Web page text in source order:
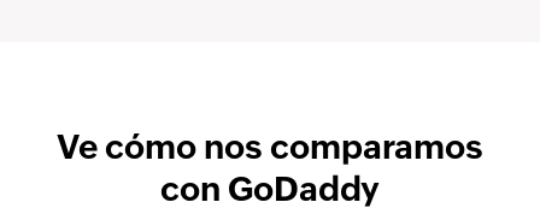
Ve cómo nos comparamos
con GoDaddy